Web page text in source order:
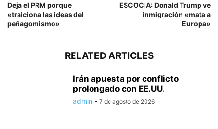
Deja el PRM porque
«traiciona las ideas del
peñagomismo»
ESCOCIA: Donald Trump ve
inmigración «mata a
Europa»
RELATED ARTICLES
Irán apuesta por conflicto
prolongado con EE.UU.
admin - 7 de agosto de 2026